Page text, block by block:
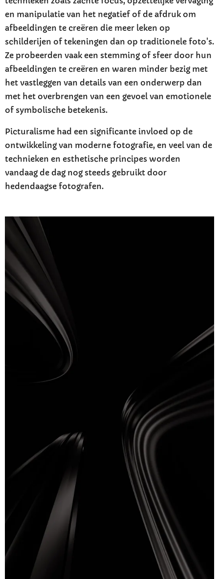
en manipulatie van het negatief of de afdruk om
afbeeldingen te creëren die meer leken op
schilderijen of tekeningen dan op traditionele foto's.
Ze probeerden vaak een stemming of sfeer door hun
afbeeldingen te creëren en waren minder bezig met
het vastleggen van details van een onderwerp dan
met het overbrengen van een gevoel van emotionele
of symbolische betekenis.
Picturalisme had een significante invloed op de
ontwikkeling van moderne fotografie, en veel van de
technieken en esthetische principes worden
vandaag de dag nog steeds gebruikt door
hedendaagse fotografen.